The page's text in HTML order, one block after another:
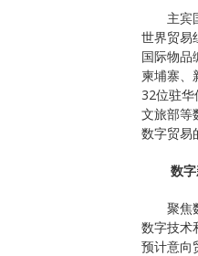
主宾
世界贸易
国际物品
柬埔寨、
32位驻
文旅部等
数字贸易
数
聚焦
数字技术
预计意向